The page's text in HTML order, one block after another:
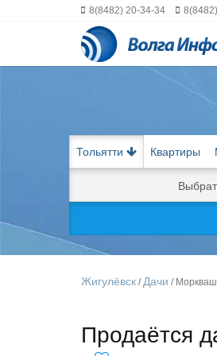
8(8482) 20-34-34
Тольятти Квартиры
Жигулёвск / Дачи /
Продаётся